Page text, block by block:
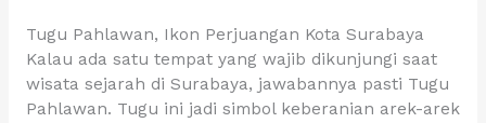
Tugu Pahlawan, Ikon Perjuangan Kota Surabaya
Kalau ada satu tempat yang wajib dikunjungi saat
wisata sejarah di Surabaya, jawabannya pasti Tugu
Pahlawan. Tugu ini jadi simbol keberanian arek-arek